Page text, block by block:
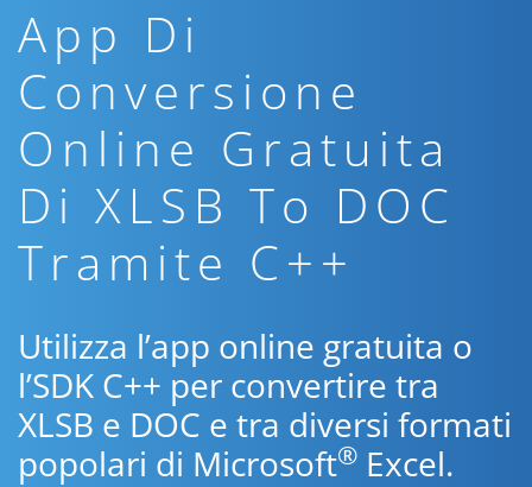
App Di
Conversione
Online Gratuita
Di XLSB To DOC
Tramite C++
Utilizza l’app online gratuita o
l’SDK C++ per convertire tra
XLSB e DOC e tra diversi formati
popolari di Microsoft® Excel.